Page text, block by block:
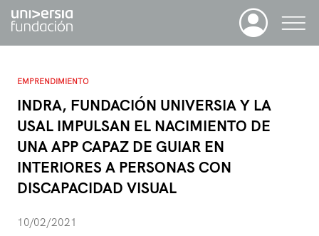
INDRA, FUNDACIÓN UNIVERSIA Y LA
USAL IMPULSAN EL NACIMIENTO DE
UNA APP CAPAZ DE GUIAR EN
INTERIORES A PERSONAS CON
DISCAPACIDAD VISUAL
EMPRENDIMIENTO
10/02/2021